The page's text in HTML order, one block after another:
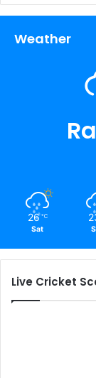
Weather
26 ℃
Sat
Live Cricket